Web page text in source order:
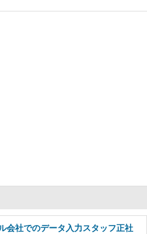
会社でのデータ入力スタッフ正社